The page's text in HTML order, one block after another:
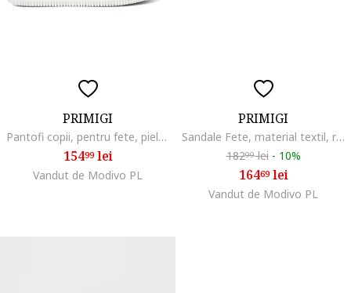
PRIMIGI
Pantofi copii, pentru fete, piele ecologica, Multicolor
15499lei
Vandut de Modivo PL
PRIMIGI
Sandale Fete, material textil, roz inchis/roz deschis
18299lei - 10%
16469lei
Vandut de Modivo PL